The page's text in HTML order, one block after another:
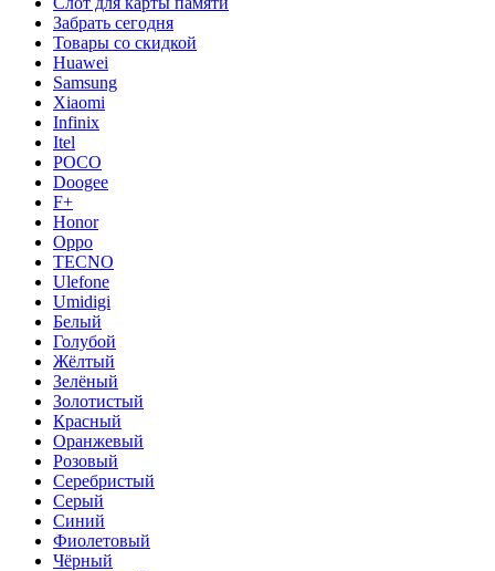
Забрать сегодня
Товары со скидкой
Huawei
Samsung
Xiaomi
Infinix
Itel
POCO
Doogee
F+
Honor
Oppo
TECNO
Ulefone
Umidigi
Белый
Голубой
Жёлтый
Зелёный
Золотистый
Красный
Оранжевый
Розовый
Серебристый
Серый
Синий
Фиолетовый
Чёрный